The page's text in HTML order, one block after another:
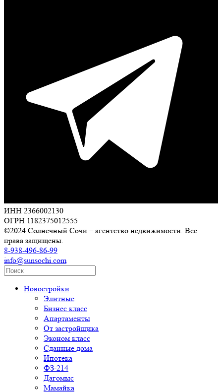
ИНН 2366002130
ОГРН 1182375012555
©2024 Солнечный Сочи – агентство недвижимости. Все
права защищены.
8-938-496-86-99
info@sunsochi.com
Новостройки
Элитные
Бизнес класс
Апартаменты
От застройщика
Эконом класс
Сданные дома
Ипотека
ФЗ-214
Дагомыс
Мамайка